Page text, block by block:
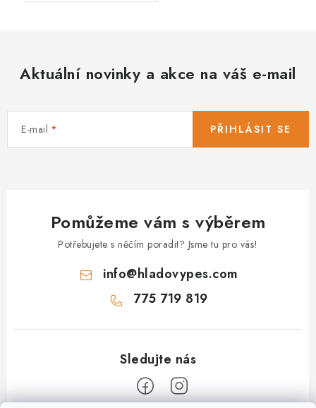
Aktuální novinky a akce na váš e-mail
E-mail PŘIHLÁSIT SE
Pomůžeme vám s výběrem
Potřebujete s něčím poradit? Jsme tu pro vás!
info@hladovypes.com
775 719 819